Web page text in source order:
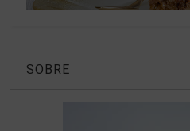
SOBRE